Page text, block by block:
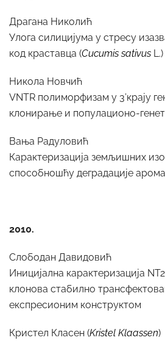
Драгана Николић
Улога силицијума у стресу
код краставца (Cucumis sativus L.)
Никола Новчић
VNTR полиморфизам у 3’крају
клонирање и популационо-
Вања Радуловић
Карактеризација земљишних
способношћу деградације
2010.
Слободан Давидовић
Иницијална карактеризација
клонова стабилно
експресионим конструктом
Кристел Класен (Kristel Klaassen)